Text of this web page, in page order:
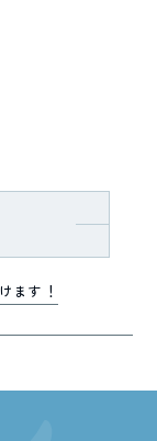
ます！